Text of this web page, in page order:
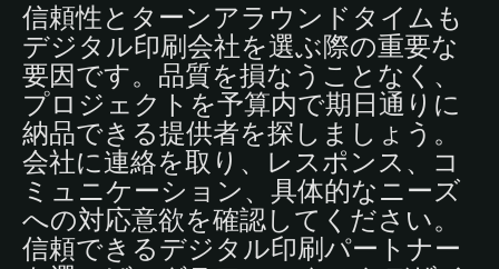
信頼性とターンアラウンドタイムも
デジタル印刷会社を選ぶ際の重要な
要因です。品質を損なうことなく、
プロジェクトを予算内で期日通りに
納品できる提供者を探しましょう。
会社に連絡を取り、レスポンス、コ
ミュニケーション、具体的なニーズ
への対応意欲を確認してください。
信頼できるデジタル印刷パートナー